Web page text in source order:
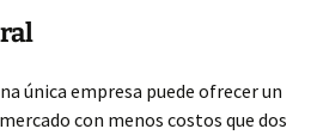
única empresa puede ofrecer un
con menos costos que dos